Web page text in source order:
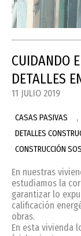
CUIDANDO
DETALLES
11 JULIO 2019
CASAS PASIVAS ,
DETALLES
CONSTRUCCIÓN
En nuestras
estudiamos la
garantizar lo
calificación
obras.
En esta vivienda